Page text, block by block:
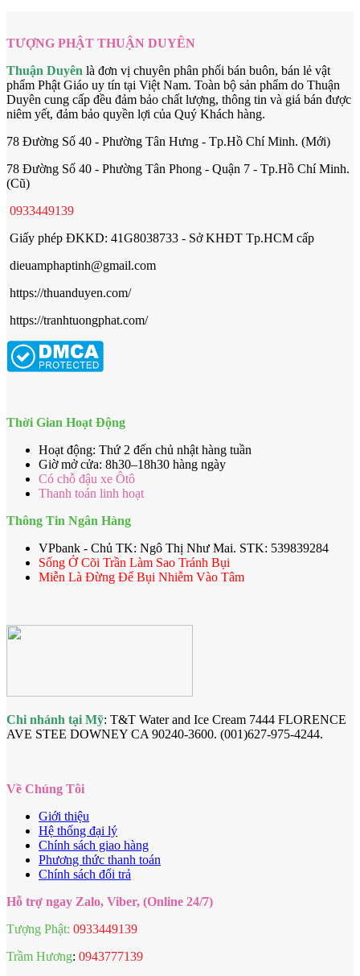
TƯỢNG PHẬT THUẬN DUYÊN
Thuận Duyên là đơn vị chuyên phân phối bán buôn, bán lẻ vật
phẩm Phật Giáo uy tín tại Việt Nam. Toàn bộ sản phẩm do Thuận
Duyên cung cấp đều đảm bảo chất lượng, thông tin và giá bán được
niêm yết, đảm bảo quyền lợi của Quý Khách hàng.
78 Đường Số 40 - Phường Tân Hưng - Tp.Hồ Chí Minh. (Mới)
78 Đường Số 40 - Phường Tân Phong - Quận 7 - Tp.Hồ Chí Minh.
(Cũ)
0933449139
Giấy phép ĐKKD: 41G8038733 - Sở KHĐT Tp.HCM cấp
dieuamphaptinh@gmail.com
https://thuanduyen.com/
https://tranhtuongphat.com/
Thời Gian Hoạt Động
Hoạt động: Thứ 2 đến chủ nhật hàng tuần
Giờ mở cửa: 8h30–18h30 hàng ngày
Có chỗ đậu xe Ôtô
Thanh toán linh hoạt
Thông Tin Ngân Hàng
VPbank - Chủ TK: Ngô Thị Như Mai. STK: 539839284
Sống Ở Cõi Trần Làm Sao Tránh Bụi
Miễn Là Đừng Để Bụi Nhiễm Vào Tâm
Chi nhánh tại Mỹ: T&T Water and Ice Cream 7444 FLORENCE
AVE STEE DOWNEY CA 90240-3600. (001)627-975-4244.
Về Chúng Tôi
Giới thiệu
Hệ thống đại lý
Chính sách giao hàng
Phương thức thanh toán
Chính sách đổi trả
Hỗ trợ ngay Zalo, Viber, (Online 24/7)
Tượng Phật: 0933449139
Trầm Hương: 0943777139